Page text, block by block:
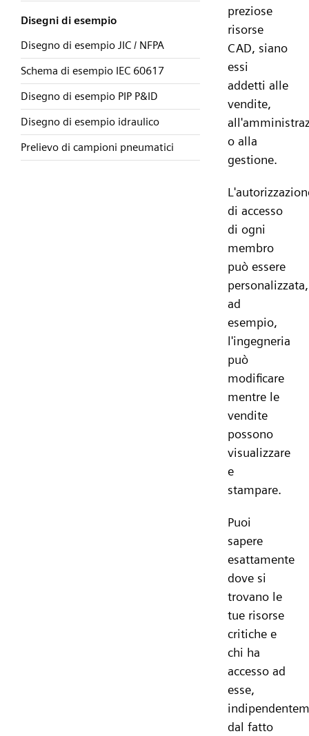
Disegni di esempio
Disegno di esempio JIC / NFPA
Schema di esempio IEC 60617
Disegno di esempio PIP P&ID
Disegno di esempio idraulico
Prelievo di campioni pneumatici
preziose
risorse
CAD, siano
essi
addetti alle
vendite,
o alla
gestione.
di accesso
di ogni
membro
può essere
personalizzata,
ad
esempio,
l'ingegneria
può
modificare
mentre le
vendite
possono
visualizzare
e
stampare.
Puoi
sapere
esattamente
dove si
trovano le
tue risorse
critiche e
chi ha
accesso ad
esse,
dal fatto